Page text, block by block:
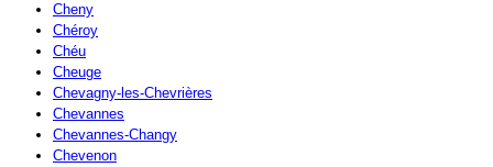
Cheny
Chéroy
Chéu
Cheuge
Chevagny-les-Chevrières
Chevannes
Chevannes-Changy
Chevenon